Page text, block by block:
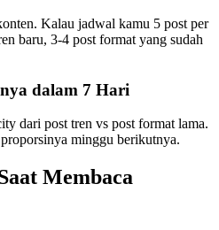
Kalau jadwal kamu 5 post per
baru, 3-4 post format yang sudah
dalam 7 Hari
dari post tren vs post format lama.
minggu berikutnya.
Membaca